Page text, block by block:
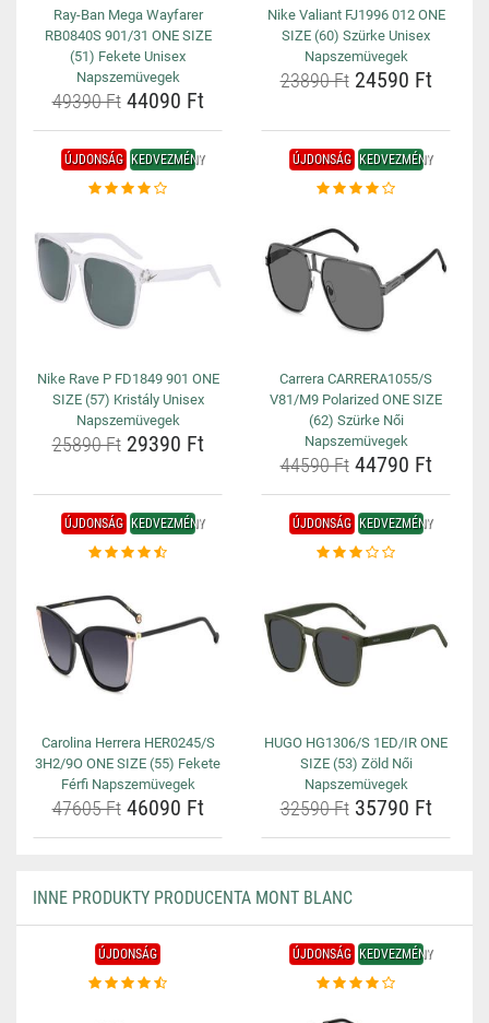
Ray-Ban Mega Wayfarer
RB0840S 901/31 ONE SIZE
(51) Fekete Unisex
Napszemüvegek
49390 Ft44090 Ft
Nike Valiant FJ1996 012 ONE
SIZE (60) Szürke Unisex
Napszemüvegek
23890 Ft24590 Ft
ÚJDONSÁG KEDVEZMÉNY
Nike Rave P FD1849 901 ONE
SIZE (57) Kristály Unisex
Napszemüvegek
25890 Ft29390 Ft
ÚJDONSÁG KEDVEZMÉNY
Carrera CARRERA1055/S
V81/M9 Polarized ONE SIZE
(62) Szürke Női
Napszemüvegek
44590 Ft44790 Ft
ÚJDONSÁG KEDVEZMÉNY
Carolina Herrera HER0245/S
3H2/9O ONE SIZE (55) Fekete
Férfi Napszemüvegek
47605 Ft46090 Ft
ÚJDONSÁG KEDVEZMÉNY
HUGO HG1306/S 1ED/IR ONE
SIZE (53) Zöld Női
Napszemüvegek
32590 Ft35790 Ft
INNE PRODUKTY PRODUCENTA MONT BLANC
ÚJDONSÁG ÚJDONSÁG KEDVEZMÉNY